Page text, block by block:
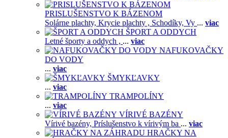
PRISLUŠENSTVO K BÁZENOM
Solárne plachty, Krycie plachty , Schodíky, Vy ... viac
ŠPORT A ODDYCH
Letné športy a oddych , ... viac
NAFUKOVAČKY
DO VODY
... viac
ŠMYKĽAVKY
... viac
TRAMPOLÍNY
... viac
VÍRIVÉ BAZÉNY
Vírivé bazény, Príslušenstvo k vírivým ba ... viac
HRAČKY NA